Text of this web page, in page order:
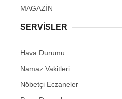
MAGAZİN
SERVİSLER
Hava Durumu
Namaz Vakitleri
Nöbetçi Eczaneler